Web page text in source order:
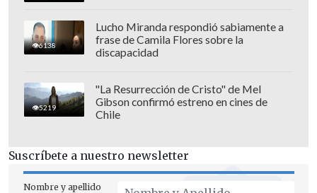
Las entradas se pueden adquirir en
Puntoticketcon precios que parten en
los $11.500.
6138
Lucho Miranda respondió sabiamente a
frase de Camila Flores sobre la
discapacidad
5219
"La Resurrección de Cristo" de Mel
Gibson confirmó estreno en cines de
Chile
Suscríbete a nuestro newsletter
Nombre y apellido